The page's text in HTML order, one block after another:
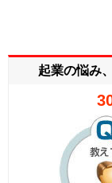
起業の悩み